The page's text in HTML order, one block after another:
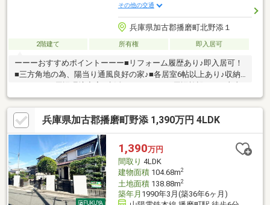
その他の交通
兵庫県加古郡播磨町北野添１
2階建て 所有権 即入居可
ーーーおすすめポイントーーー■リフォーム履歴あり♪即入居可！
■三方角地の為、陽当り通風良好の家♪■各居室6帖以上あり♪収納
まで徒歩約2分・イオン土山店まで徒歩約10分・マルアイ播磨店
徒歩約15分・はりま病院まで徒歩約1分・土山駅前郵便局まで徒
歩約5分▼学校・蓮池小学校・播磨中学校
兵庫県加古郡播磨町野添 1,390万円 4LDK
1,390万円
間取り 4LDK
建物面積104.68m2
土地面積138.88m2
築年月 1990年3月(築36年6ヶ月)